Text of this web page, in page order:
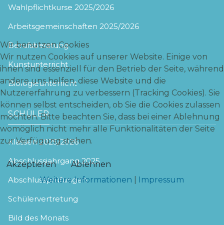
Wahlpflichtkurse 2025/2026
Arbeitsgemeinschaften 2025/2026
Berufsberatung
Kunstunterricht
Biologieunterricht
SCHÜLER
Klassen 2025/2026
Abschlussjahrgang 2025
Abschlussprüfungen
Schülervertretung
Bild des Monats
Wir benutzen Cookies
Wir nutzen Cookies auf unserer Website. Einige von
ihnen sind essenziell für den Betrieb der Seite, während
andere uns helfen, diese Website und die
Nutzererfahrung zu verbessern (Tracking Cookies). Sie
können selbst entscheiden, ob Sie die Cookies zulassen
möchten. Bitte beachten Sie, dass bei einer Ablehnung
womöglich nicht mehr alle Funktionalitäten der Seite
zur Verfügung stehen.
Akzeptieren
Ablehnen
Weitere Informationen
Impressum